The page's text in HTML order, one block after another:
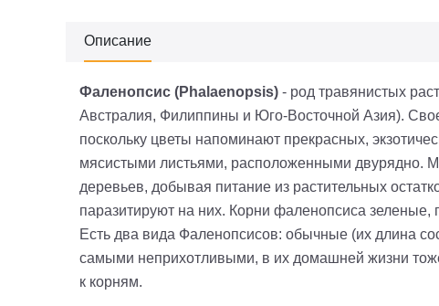
Описание
Фаленопсис (Phalaenopsis) - род травянистых
Австралия, Филиппины и Юго-Восточной Азия). Свое
поскольку цветы напоминают прекрасных,
мясистыми листьями, расположенными двурядно.
деревьев, добывая питание из растительных
паразитируют на них. Корни фаленопсиса зеленые,
Есть два вида Фаленопсисов: обычные (их длина
самыми неприхотливыми, в их домашней жизни
к корням.